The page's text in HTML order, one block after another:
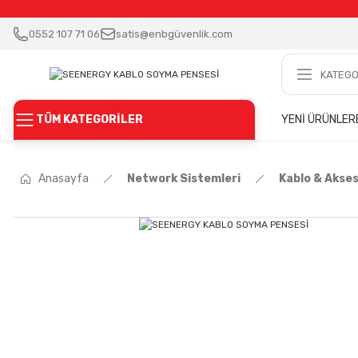
0552 107 71 06 satis@enbgüvenlik.com
TÜM KATEGORİLER YENİ ÜRÜNLER
Anasayfa Network Sistemleri Kablo &